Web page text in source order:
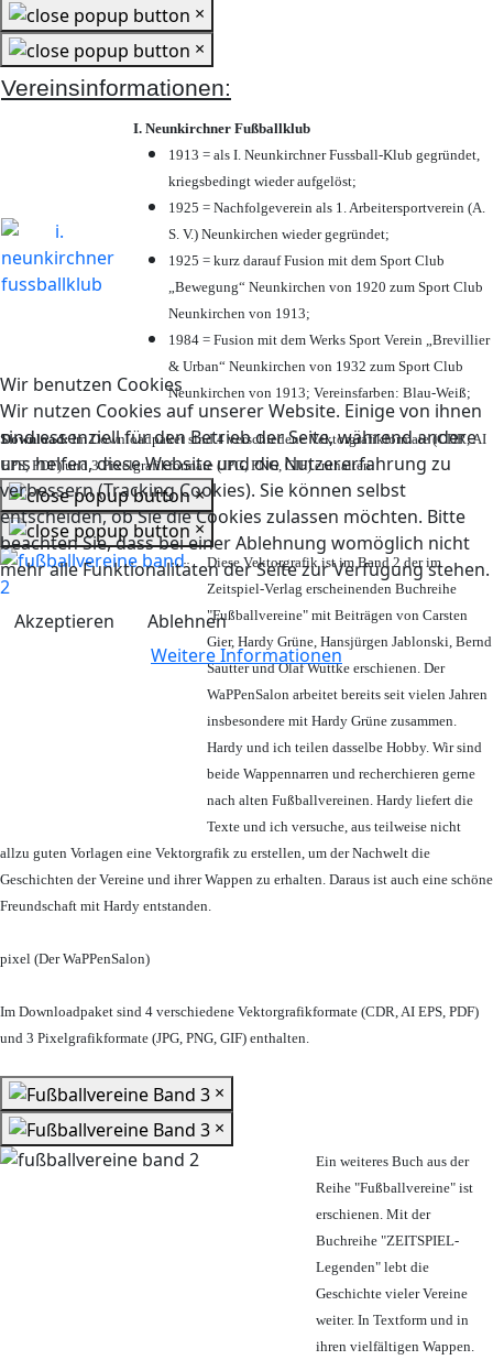
Wir benutzen Cookies
Wir nutzen Cookies auf unserer Website. Einige von ihnen
sind essenziell für den Betrieb der Seite, während andere
uns helfen, diese Website und die Nutzererfahrung zu
verbessern (Tracking Cookies). Sie können selbst
entscheiden, ob Sie die Cookies zulassen möchten. Bitte
beachten Sie, dass bei einer Ablehnung womöglich nicht
mehr alle Funktionalitäten der Seite zur Verfügung stehen.
Akzeptieren
Ablehnen
Weitere Informationen
×
×
Vereinsinformationen:
I. Neunkirchner Fußballklub
1913 = als I. Neunkirchner Fussball-Klub gegründet,
kriegsbedingt wieder aufgelöst;
1925 = Nachfolgeverein als 1. Arbeitersportverein (A.
S. V.) Neunkirchen wieder gegründet;
1925 = kurz darauf Fusion mit dem Sport Club
„Bewegung“ Neunkirchen von 1920 zum Sport Club
Neunkirchen von 1913;
1984 = Fusion mit dem Werks Sport Verein „Brevillier
& Urban“ Neunkirchen von 1932 zum Sport Club
Neunkirchen von 1913; Vereinsfarben: Blau-Weiß;
Download:Im Downloadpaket sind 4 verschiedene Vektorgrafikformate (CDR, AI
EPS, PDF) und 3 Pixelgrafikformate (JPG, PNG, GIF) enthalten.
×
×
Diese Vektorgrafik ist im Band 2 der im
Zeitspiel-Verlag erscheinenden Buchreihe
"Fußballvereine" mit Beiträgen von Carsten
Gier, Hardy Grüne, Hansjürgen Jablonski, Bernd
Sautter und Olaf Wuttke erschienen. Der
WaPPenSalon arbeitet bereits seit vielen Jahren
insbesondere mit Hardy Grüne zusammen.
Hardy und ich teilen dasselbe Hobby. Wir sind
beide Wappennarren und recherchieren gerne
nach alten Fußballvereinen. Hardy liefert die
Texte und ich versuche, aus teilweise nicht
allzu guten Vorlagen eine Vektorgrafik zu erstellen, um der Nachwelt die
Geschichten der Vereine und ihrer Wappen zu erhalten. Daraus ist auch eine schöne
Freundschaft mit Hardy entstanden.
pixel (Der WaPPenSalon)
Im Downloadpaket sind 4 verschiedene Vektorgrafikformate (CDR, AI EPS, PDF)
und 3 Pixelgrafikformate (JPG, PNG, GIF) enthalten.
×
×
Ein weiteres Buch aus der
Reihe "Fußballvereine" ist
erschienen. Mit der
Buchreihe "ZEITSPIEL-
Legenden" lebt die
Geschichte vieler Vereine
weiter. In Textform und in
ihren vielfältigen Wappen.